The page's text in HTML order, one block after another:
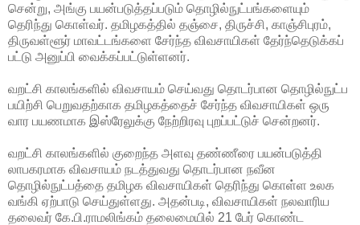
சென்று, அங்கு பயன்படுத்தப்படும் தொழில்நுட்பங்களையும்
தெரிந்து கொள்வர். தமிழகத்தில் தஞ்சை, திருச்சி, காஞ்சிபுரம்,
திருவள்ளூர் மாவட்டங்களை சேர்ந்த விவசாயிகள் தேர்ந்தெடுக்கப்
பட்டு அனுப்பி வைக்கப்பட்டுள்ளனர்.
வறட்சி காலங்களில் விவசாயம் செய்வது தொடர்பான தொழில்நுட்ப
பயிற்சி பெறுவதற்காக தமிழகத்தைச் சேர்ந்த விவசாயிகள் ஒரு
வார பயணமாக இஸ்ரேலுக்கு நேற்றிரவு புறப்பட்டுச் சென்றனர்.
வறட்சி காலங்களில் குறைந்த அளவு தண்ணீரை பயன்படுத்தி
லாபகரமாக விவசாயம் நடத்துவது தொடர்பான நவீன
தொழில்நுட்பத்தை தமிழக விவசாயிகள் தெரிந்து கொள்ள உலக
வங்கி ஏற்பாடு செய்துள்ளது. அதன்படி, விவசாயிகள் நலவாரிய
தலைவர் கே.பி.ராமலிங்கம் தலைமையில் 21 பேர் கொண்ட